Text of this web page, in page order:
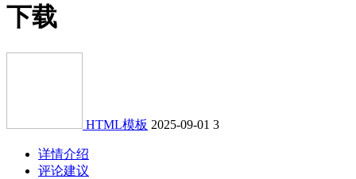
下载
HTML模板 2025-09-01 3
详情介绍
评论建议